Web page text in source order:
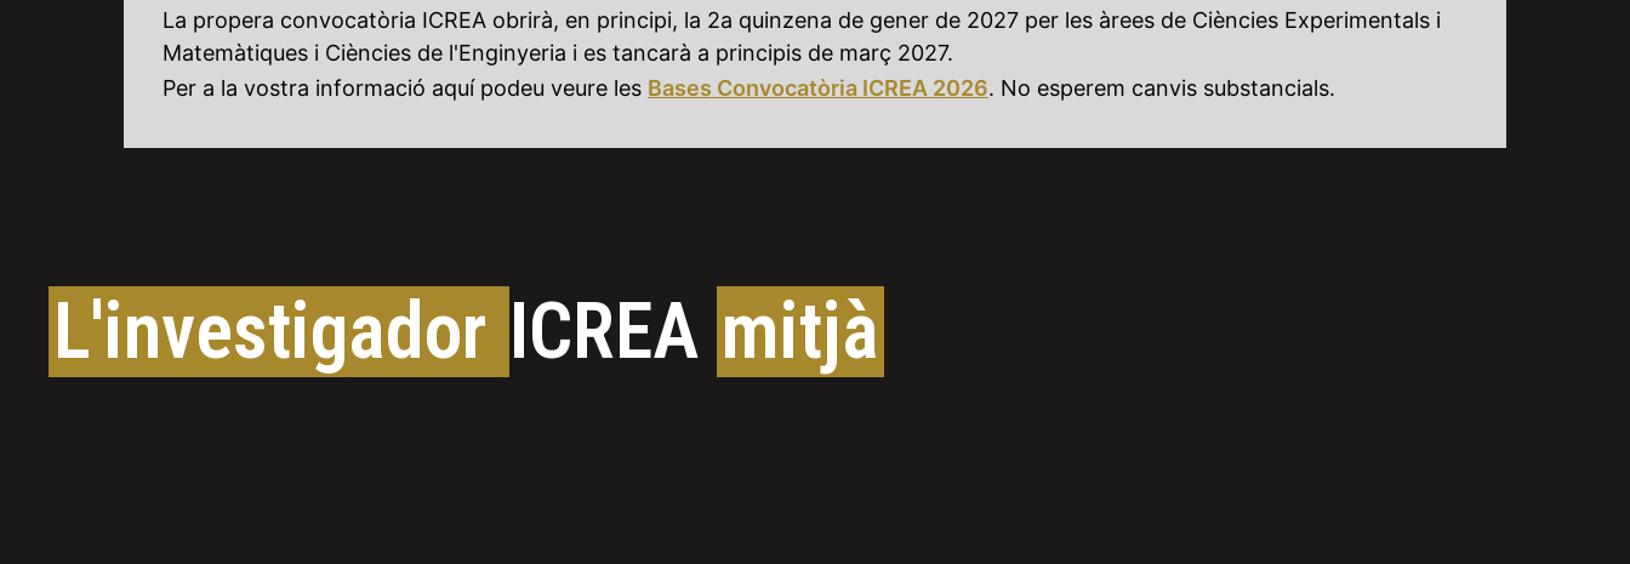
La propera convocatòria ICREA obrirà, en principi, la 2a quinzena de gener de 2027 per les àrees de Ciències Experimentals i
Matemàtiques i Ciències de l'Enginyeria i es tancarà a principis de març 2027.
Per a la vostra informació aquí podeu veure les Bases Convocatòria ICREA 2026. No esperem canvis substancials.
L'investigador ICREA mitjà